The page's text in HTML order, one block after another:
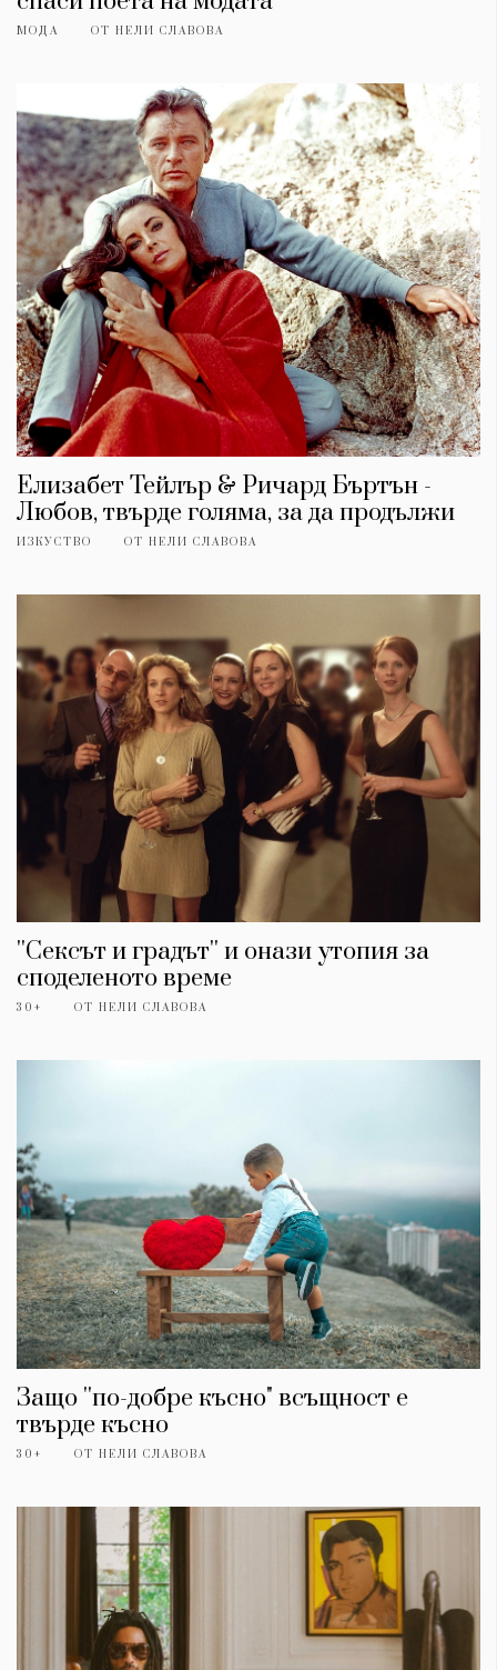
МОДА ОТ НЕЛИ СЛАВОВА
Елизабет Тейлър & Ричард Бъртън -
Любов, твърде голяма, за да продължи
ИЗКУСТВО ОТ НЕЛИ СЛАВОВА
''Сексът и градът'' и онази утопия за
споделеното време
30+ ОТ НЕЛИ СЛАВОВА
Защо ''по-добре късно" всъщност е
твърде късно
30+ ОТ НЕЛИ СЛАВОВА